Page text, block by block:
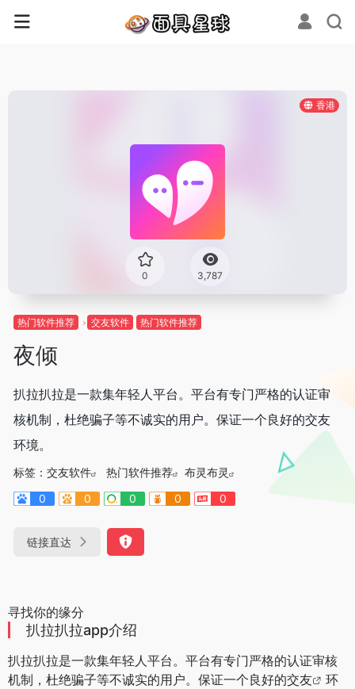
香港
0 3,787
热门软件推荐 交友软件 热门软件推荐
夜倾
扒拉扒拉是一款集年轻人平台。平台有专门严格的认证审
核机制，杜绝骗子等不诚实的用户。保证一个良好的交友
环境。
标签： 交友软件 热门软件推荐
布灵布灵
0
0 0 0 0
链接直达
寻找你的缘分
扒拉扒拉app介绍
扒拉扒拉是一款集年轻人平台。平台有专门严格的认证审核
机制，杜绝骗子等不诚实的用户。保证一个良好的交友
环